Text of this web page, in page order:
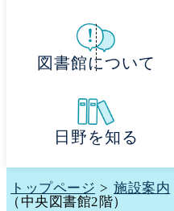
図書館について
日野を知る
トップページ > 施設案内
（中央図書館2階）